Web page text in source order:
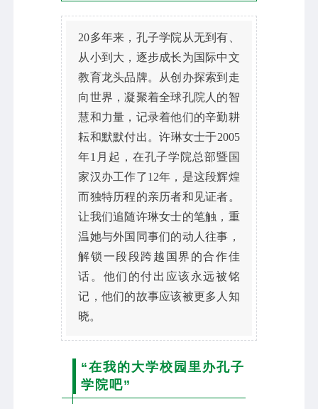
20多年来，孔子学院从无到有、
从小到大，逐步成长为国际中文
教育龙头品牌。从创办探索到走
向世界，凝聚着全球孔院人的智
慧和力量，记录着他们的辛勤耕
耘和默默付出。许琳女士于2005
年1月起，在孔子学院总部暨国
家汉办工作了12年，是这段辉煌
而独特历程的亲历者和见证者。
让我们追随许琳女士的笔触，重
温她与外国同事们的动人往事，
解锁一段段跨越国界的合作佳
话。他们的付出应该永远被铭
记，他们的故事应该被更多人知
晓。
“在我的大学校园里办孔子
学院吧”